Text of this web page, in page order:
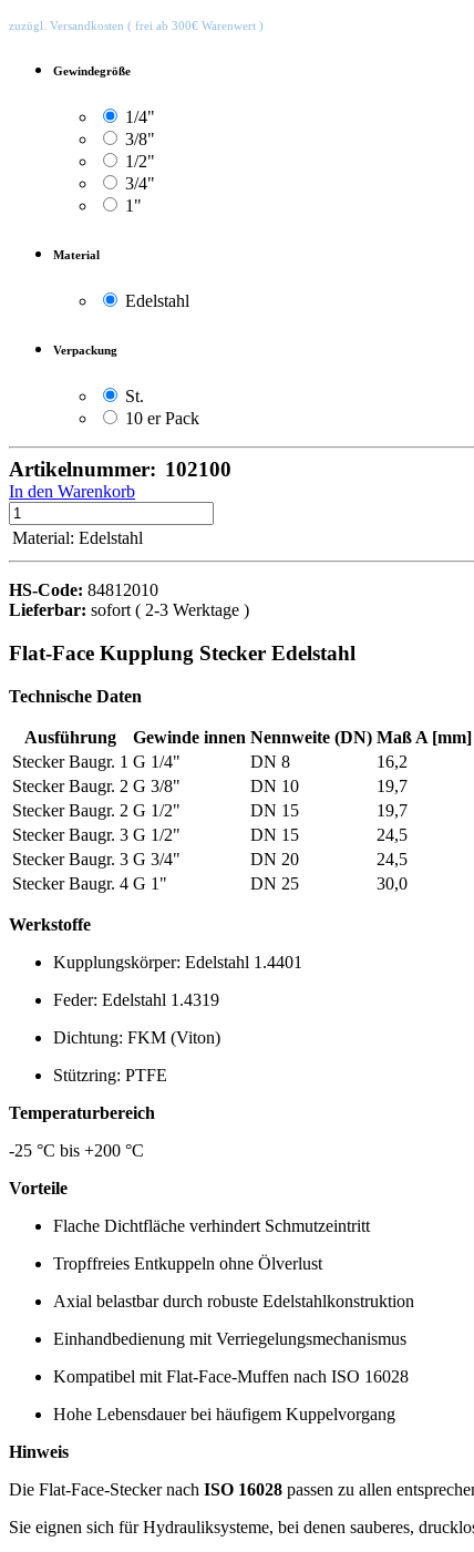
zuzügl. Versandkosten ( frei ab 300€ Warenwert )
Gewindegröße
1/4"
3/8"
1/2"
3/4"
1"
Material
Edelstahl
Verpackung
St.
10 er Pack
Artikelnummer: 102100
In den Warenkorb
Material: Edelstahl
HS-Code: 84812010
Lieferbar: sofort ( 2-3 Werktage )
Flat-Face Kupplung Stecker Edelstahl
Technische Daten
Ausführung Gewinde innen Nennweite (DN) Maß A [mm]
Stecker Baugr. 1 G 1/4" DN 8
16,2
Stecker Baugr. 2 G 3/8" DN 10
19,7
Stecker Baugr. 2 G 1/2" DN 15
19,7
Stecker Baugr. 3 G 1/2" DN 15
24,5
Stecker Baugr. 3 G 3/4" DN 20
24,5
Stecker Baugr. 4 G 1" DN 25 30,0
Werkstoffe
Kupplungskörper: Edelstahl 1.4401
Feder: Edelstahl 1.4319
Dichtung: FKM (Viton)
Stützring: PTFE
Temperaturbereich
-25 °C bis +200 °C
Vorteile
Flache Dichtfläche verhindert Schmutzeintritt
Tropffreies Entkuppeln ohne Ölverlust
Axial belastbar durch robuste Edelstahlkonstruktion
Einhandbedienung mit Verriegelungsmechanismus
Kompatibel mit Flat-Face-Muffen nach ISO 16028
Hohe Lebensdauer bei häufigem Kuppelvorgang
Hinweis
Die Flat-Face-Stecker nach ISO 16028 passen zu allen
Sie eignen sich für Hydrauliksysteme, bei denen sauberes,